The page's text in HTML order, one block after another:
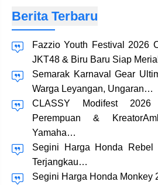
Berita Terbaru
Fazzio Youth Festival 2026
JKT48 & Biru Baru Siap
Semarak Karnaval Gear
Warga Leyangan, Ungaran…
CLASSY Modifest 2026
Perempuan &
Yamaha…
Segini Harga Honda
Terjangkau…
Segini Harga Honda Monkey